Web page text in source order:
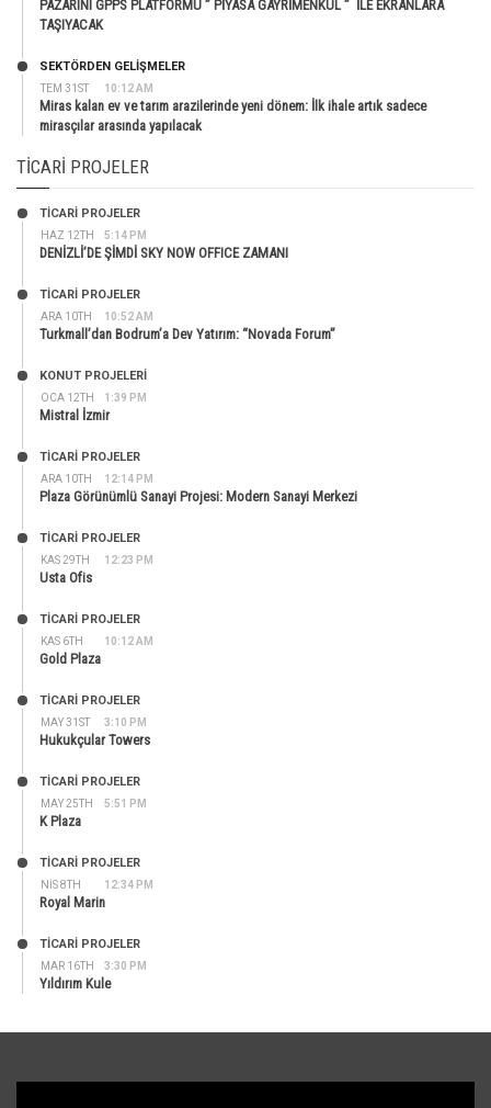
PAZARINI GPPS PLATFORMU ” PİYASA GAYRİMENKUL ” İLE EKRANLARA
TAŞIYACAK
TEM 31ST 10:12 AM
SEKTÖRDEN GELIŞMELER
Miras kalan ev ve tarım arazilerinde yeni dönem: İlk ihale artık sadece
mirasçılar arasında yapılacak
TICARI PROJELER
HAZ 12TH 5:14 PM
TİCARİ PROJELER
DENİZLİ’DE ŞİMDİ SKY NOW OFFICE ZAMANI
ARA 10TH 10:52 AM
TİCARİ PROJELER
Turkmall’dan Bodrum’a Dev Yatırım: “Novada Forum”
OCA 12TH 1:39 PM
KONUT PROJELERI
Mistral İzmir
ARA 10TH 12:14 PM
TİCARİ PROJELER
Plaza Görünümlü Sanayi Projesi: Modern Sanayi Merkezi
KAS 29TH 12:23 PM
TİCARİ PROJELER
Usta Ofis
KAS 6TH 10:12 AM
TİCARİ PROJELER
Gold Plaza
MAY 31ST 3:10 PM
TİCARİ PROJELER
Hukukçular Towers
MAY 25TH 5:51 PM
TİCARİ PROJELER
K Plaza
NIS 8TH 12:34 PM
TİCARİ PROJELER
Royal Marin
MAR 16TH 3:30 PM
TİCARİ PROJELER
Yıldırım Kule